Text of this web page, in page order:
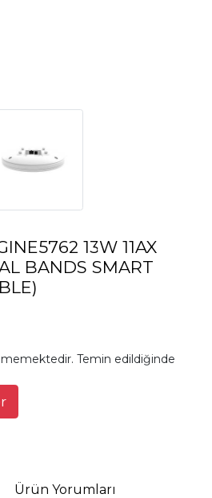
13W 11AX
BANDS SMART
Temin edildiğinde
Ürün Yorumları